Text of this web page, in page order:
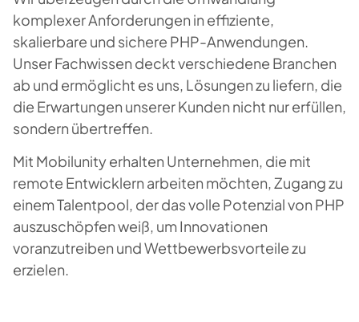
komplexer Anforderungen in effiziente,
skalierbare und sichere PHP-Anwendungen.
Unser Fachwissen deckt verschiedene Branchen
ab und ermöglicht es uns, Lösungen zu liefern, die
die Erwartungen unserer Kunden nicht nur erfüllen,
sondern übertreffen.
Mit Mobilunity erhalten Unternehmen, die mit
remote Entwicklern arbeiten möchten, Zugang zu
einem Talentpool, der das volle Potenzial von PHP
auszuschöpfen weiß, um Innovationen
voranzutreiben und Wettbewerbsvorteile zu
erzielen.